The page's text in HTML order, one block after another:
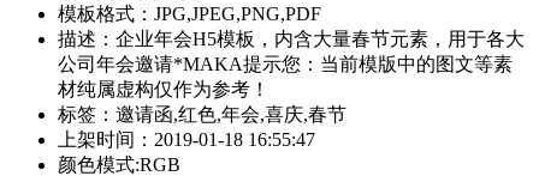
模板格式：JPG,JPEG,PNG,PDF
描述：企业年会H5模板，内含大量春节元素，用于各大
公司年会邀请*MAKA提示您：当前模版中的图文等素
材纯属虚构仅作为参考！
标签：邀请函,红色,年会,喜庆,春节
上架时间：2019-01-18 16:55:47
颜色模式:RGB